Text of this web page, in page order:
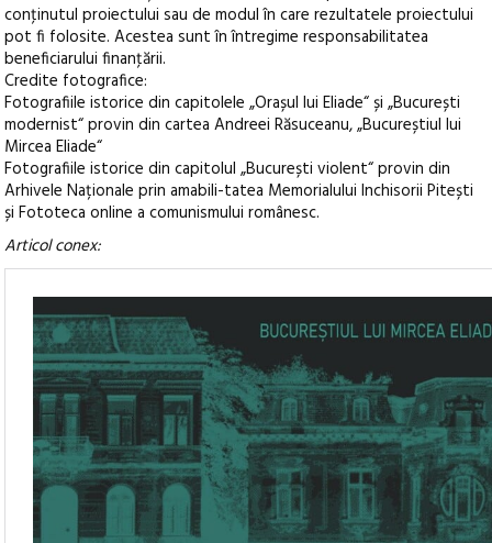
conţinutul proiectului sau de modul în care rezultatele proiectului
pot fi folosite. Acestea sunt în întregime responsabilitatea
beneficiarului finanţării.
Credite fotografice:
Fotografiile istorice din capitolele „Orașul lui Eliade“ și „București
modernist“ provin din cartea Andreei Răsuceanu, „Bucureștiul lui
Mircea Eliade“
Fotografiile istorice din capitolul „București violent“ provin din
Arhivele Naționale prin amabili-tatea Memorialului Inchisorii Pitești
și Fototeca online a comunismului românesc.
Articol conex: